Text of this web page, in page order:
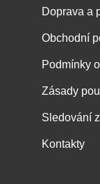
Doprava a
Obchodní
Podmínky
Zásady
Sledování
Kontakty